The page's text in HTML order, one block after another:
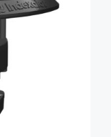
DÉTAILS